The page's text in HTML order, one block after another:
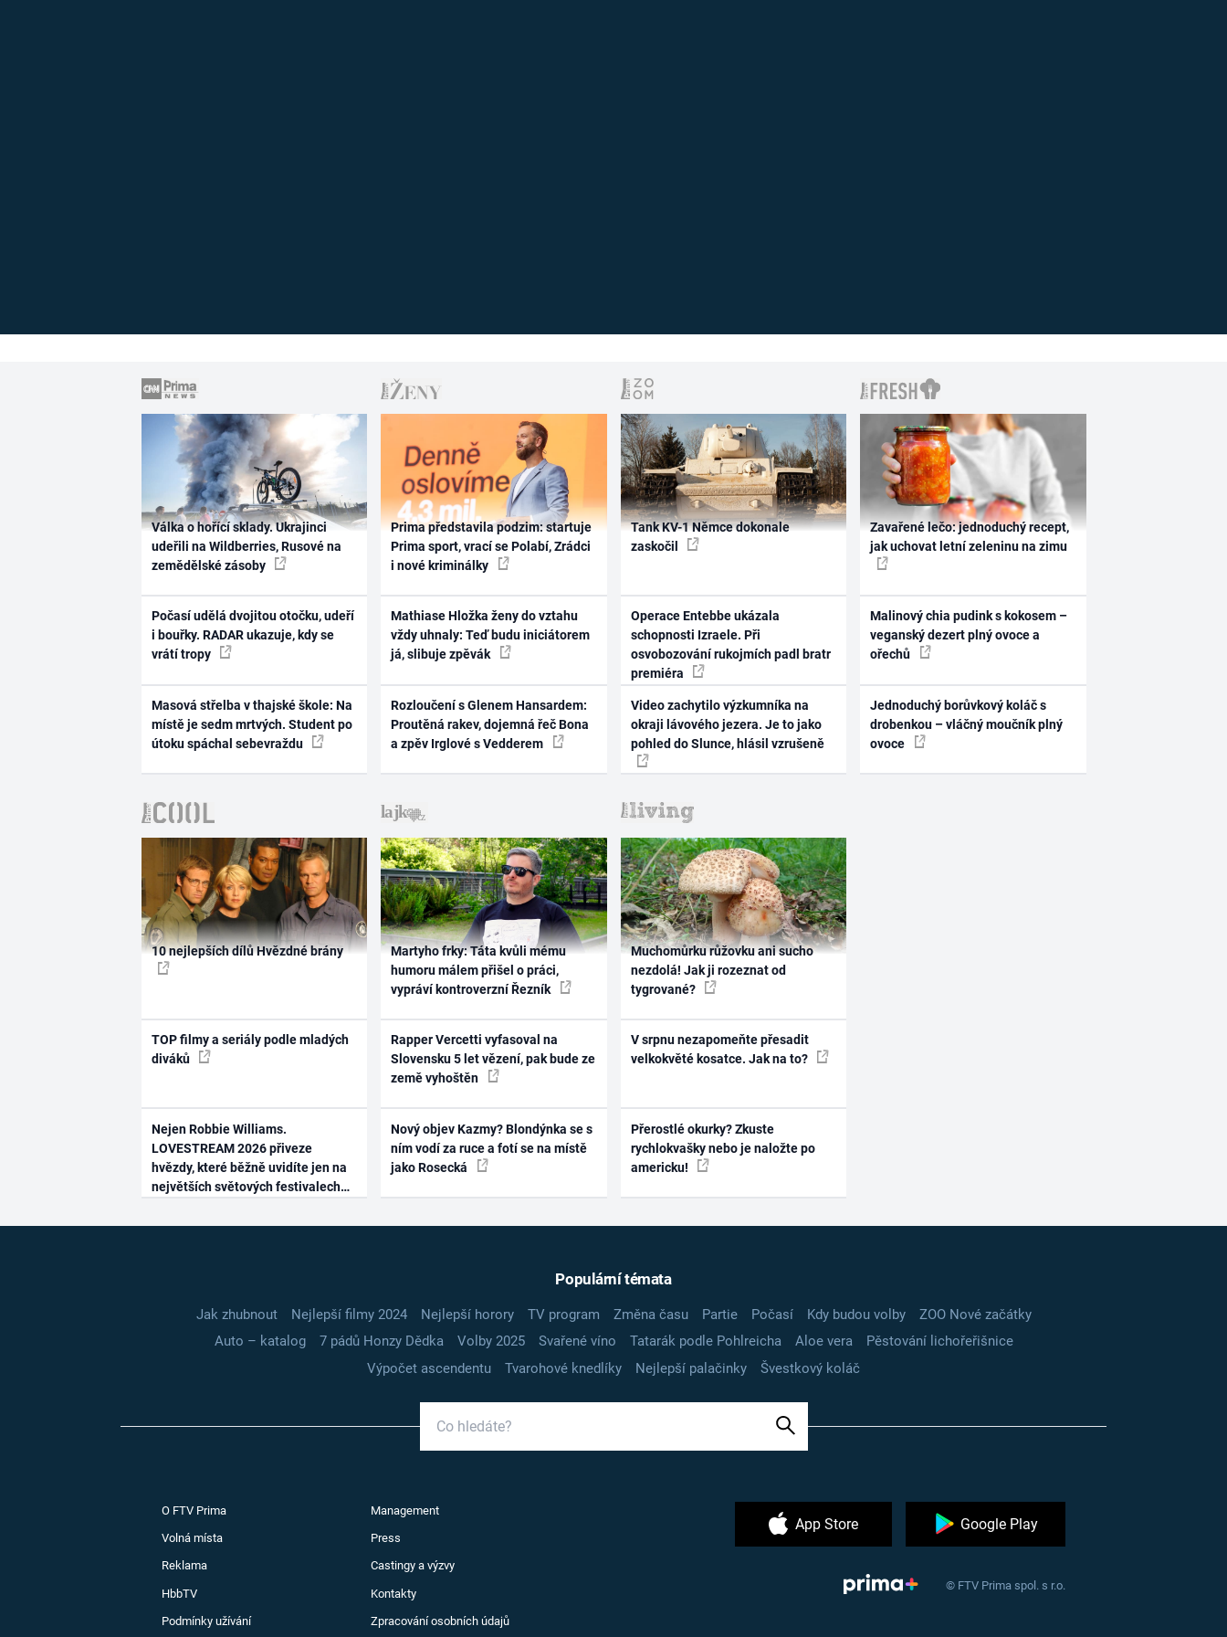
Válka o hořící sklady. Ukrajinci
udeřili na Wildberries, Rusové na
zemědělské zásoby
Počasí udělá dvojitou otočku, udeří
i bouřky. RADAR ukazuje, kdy se
vrátí tropy
Masová střelba v thajské škole: Na
místě je sedm mrtvých. Student po
útoku spáchal sebevraždu
Prima představila podzim: startuje
Prima sport, vrací se Polabí, Zrádci
i nové kriminálky
Mathiase Hložka ženy do vztahu
vždy uhnaly: Teď budu iniciátorem
já, slibuje zpěvák
Rozloučení s Glenem Hansardem:
Proutěná rakev, dojemná řeč Bona
a zpěv Irglové s Vedderem
Tank KV-1 Němce dokonale
zaskočil
Operace Entebbe ukázala
schopnosti Izraele. Při
osvobozování rukojmích padl bratr
premiéra
Video zachytilo výzkumníka na
okraji lávového jezera. Je to jako
pohled do Slunce, hlásil vzrušeně
Zavařené lečo: jednoduchý recept,
jak uchovat letní zeleninu na zimu
Malinový chia pudink s kokosem –
veganský dezert plný ovoce a
ořechů
Jednoduchý borůvkový koláč s
drobenkou – vláčný moučník plný
ovoce
10 nejlepších dílů Hvězdné brány
TOP filmy a seriály podle mladých
diváků
Nejen Robbie Williams.
LOVESTREAM 2026 přiveze
hvězdy, které běžně uvidíte jen na
největších světových festivalech
Martyho frky: Táta kvůli mému
humoru málem přišel o práci,
vypráví kontroverzní Řezník
Rapper Vercetti vyfasoval na
Slovensku 5 let vězení, pak bude ze
země vyhoštěn
Nový objev Kazmy? Blondýnka se s
ním vodí za ruce a fotí se na místě
jako Rosecká
Muchomůrku růžovku ani sucho
nezdolá! Jak ji rozeznat od
tygrované?
V srpnu nezapomeňte přesadit
velkokvěté kosatce. Jak na to?
Přerostlé okurky? Zkuste
rychlokvašky nebo je naložte po
americku!
Populární témata
Jak zhubnout Nejlepší filmy 2024 Nejlepší horory TV program Změna času Partie Počasí Kdy budou volby
ZOO Nové začátky
Auto – katalog
7 pádů Honzy Dědka Volby 2025 Svařené víno Tatarák podle Pohlreicha Aloe vera
Pěstování lichořeřišnice
Výpočet ascendentu
Tvarohové knedlíky Nejlepší palačinky Švestkový koláč
O FTV Prima Management
Volná místa Press
Reklama Castingy a výzvy
HbbTV Kontakty
Podmínky užívání Zpracování osobních údajů
App Store Google Play
© FTV Prima spol. s r.o.